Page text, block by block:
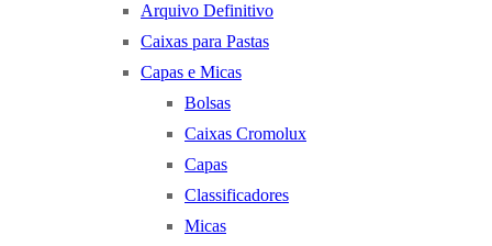
Arquivo Definitivo
Caixas para Pastas
Capas e Micas
Bolsas
Caixas Cromolux
Capas
Classificadores
Micas